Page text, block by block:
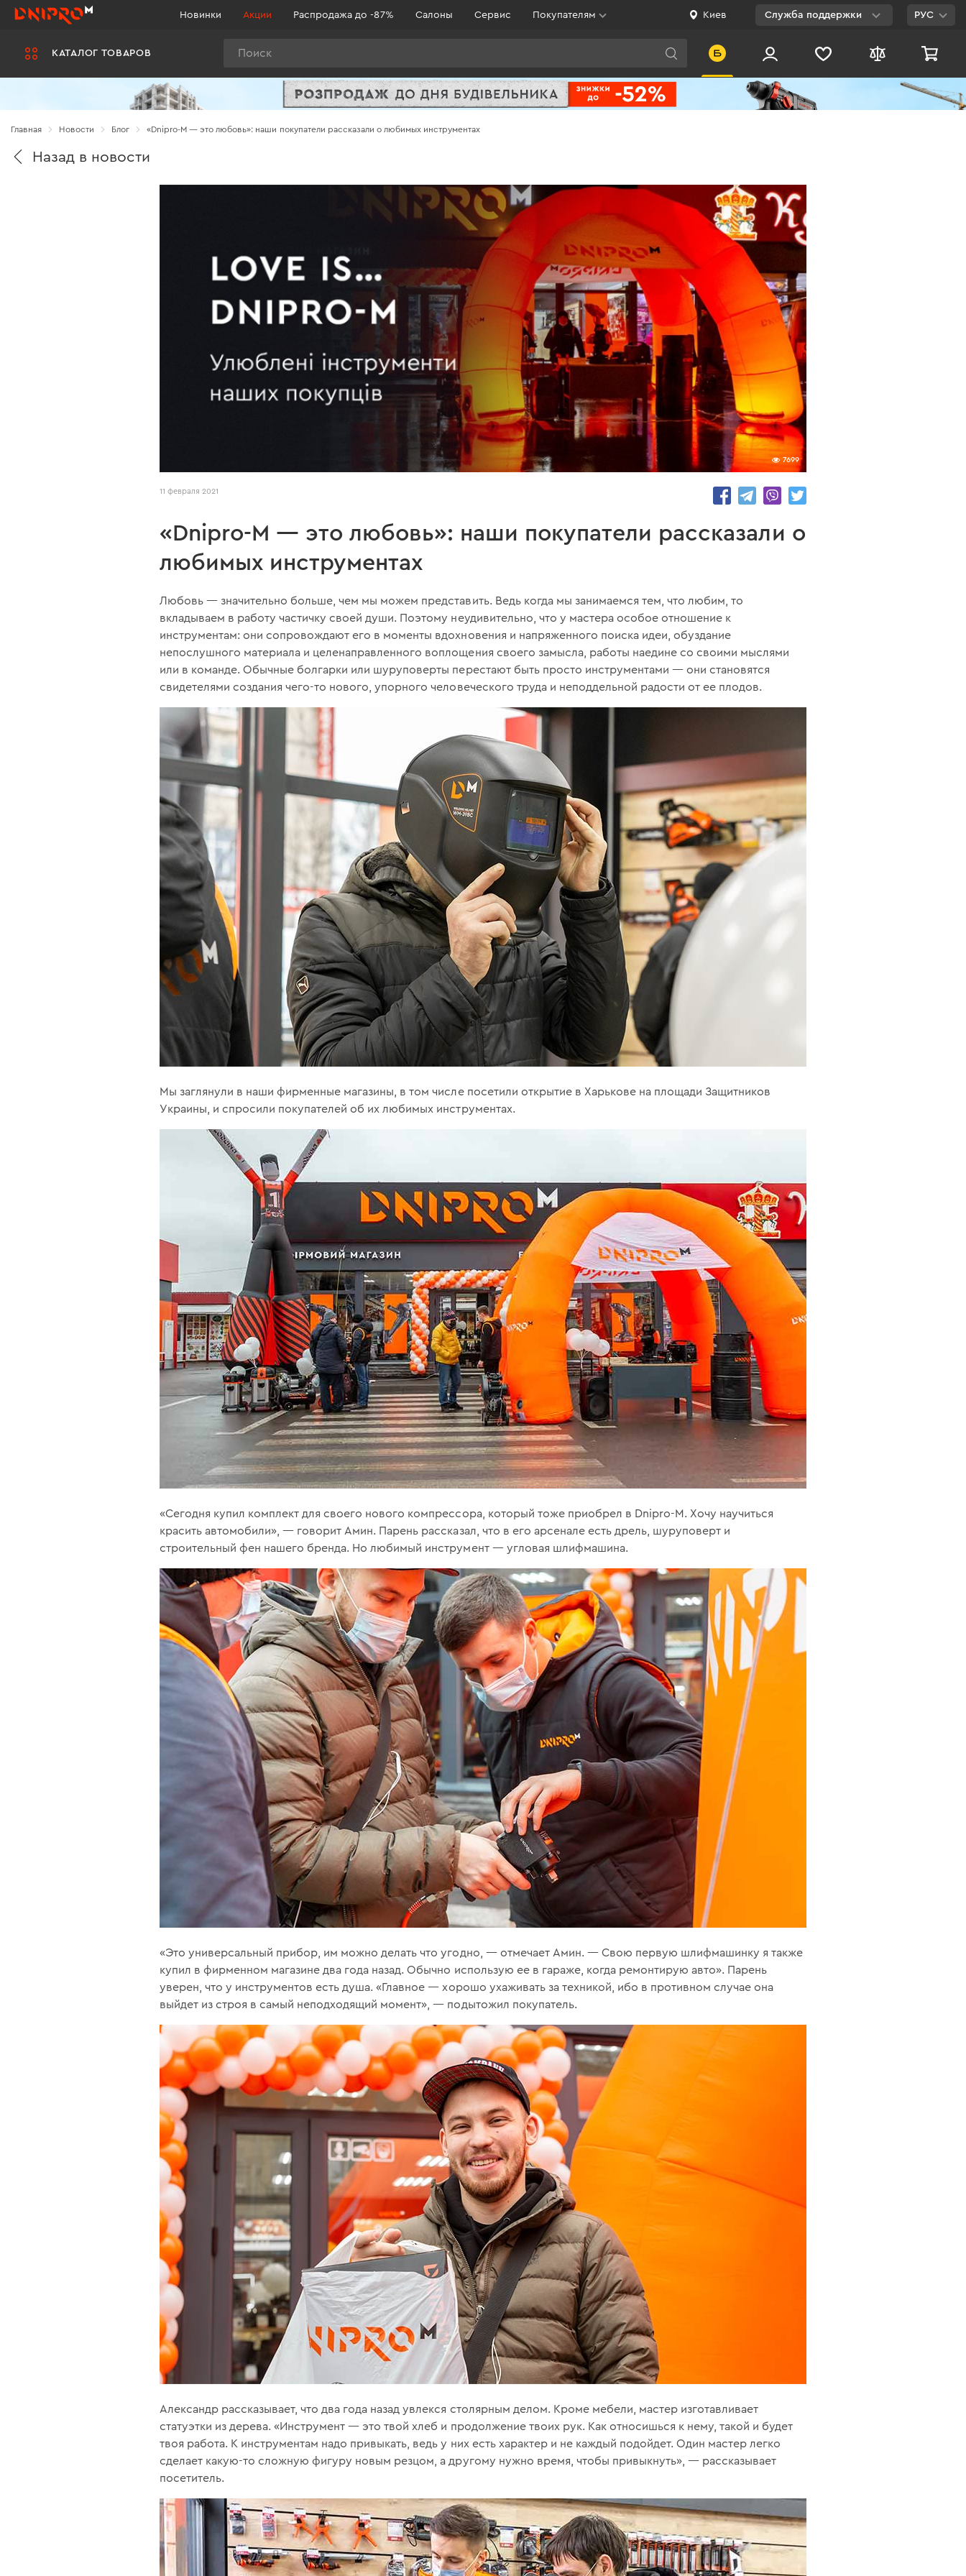
КАТАЛОГ ТОВАРОВ
Новинки Акции Распродажа до -87% Салоны Сервис Покупателям Киев Служба поддержки
0 800 200 500
Бесплатно по
Украине
РУС
Главная Новости Блог «Dnipro-M — это любовь»: наши покупатели рассказали о любимых инструментах
Назад в новости
7699
11 февраля 2021
«Dnipro-M — это любовь»: наши покупатели рассказали о
любимых инструментах
Любовь — значительно больше, чем мы можем представить. Ведь когда мы занимаемся тем, что любим, то
вкладываем в работу частичку своей души. Поэтому неудивительно, что у мастера особое отношение к
инструментам: они сопровождают его в моменты вдохновения и напряженного поиска идеи, обуздание
непослушного материала и целенаправленного воплощения своего замысла, работы наедине со своими мыслями
или в команде. Обычные болгарки или шуруповерты перестают быть просто инструментами — они становятся
свидетелями создания чего-то нового, упорного человеческого труда и неподдельной радости от ее плодов.
Мы заглянули в наши фирменные магазины, в том числе посетили открытие в Харькове на площади Защитников
Украины, и спросили покупателей об их любимых инструментах.
«Сегодня купил комплект для своего нового компрессора, который тоже приобрел в Dnipro-M. Хочу научиться
красить автомобили», — говорит Амин. Парень рассказал, что в его арсенале есть дрель, шуруповерт и
строительный фен нашего бренда. Но любимый инструмент — угловая шлифмашина.
«Это универсальный прибор, им можно делать что угодно, — отмечает Амин. — Свою первую шлифмашинку я также
купил в фирменном магазине два года назад. Обычно использую ее в гараже, когда ремонтирую авто». Парень
уверен, что у инструментов есть душа. «Главное — хорошо ухаживать за техникой, ибо в противном случае она
выйдет из строя в самый неподходящий момент», — подытожил покупатель.
Александр рассказывает, что два года назад увлекся столярным делом. Кроме мебели, мастер изготавливает
статуэтки из дерева. «Инструмент — это твой хлеб и продолжение твоих рук. Как относишься к нему, такой и будет
твоя работа. К инструментам надо привыкать, ведь у них есть характер и не каждый подойдет. Один мастер легко
сделает какую-то сложную фигуру новым резцом, а другому нужно время, чтобы привыкнуть», — рассказывает
посетитель.